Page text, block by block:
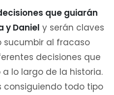
que guiarán
y Daniel y serán claves
sucumbir al fracaso
decisiones que
lo largo de la historia.
consiguiendo todo tipo